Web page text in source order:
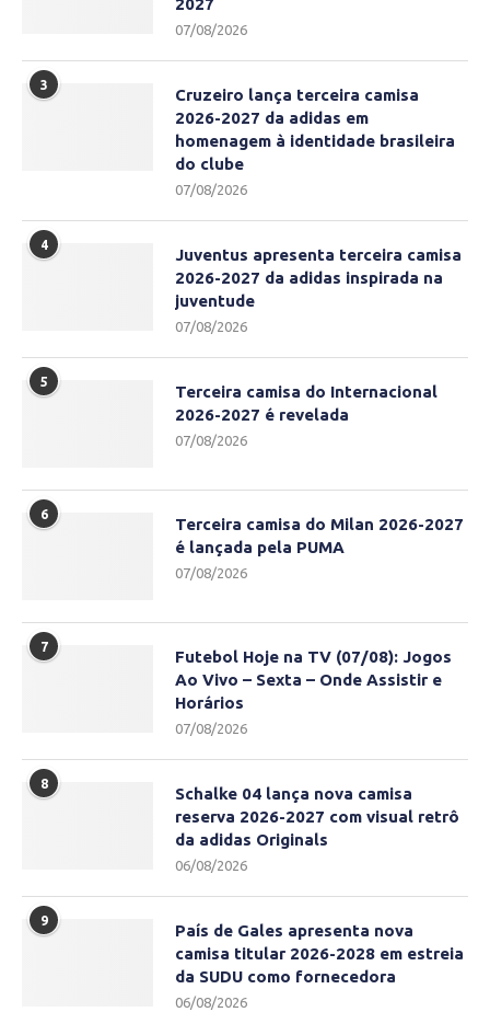
2027
07/08/2026
3
Cruzeiro lança terceira camisa
2026-2027 da adidas em
homenagem à identidade brasileira
do clube
07/08/2026
4
Juventus apresenta terceira camisa
2026-2027 da adidas inspirada na
juventude
07/08/2026
5
Terceira camisa do Internacional
2026-2027 é revelada
07/08/2026
6
Terceira camisa do Milan 2026-2027
é lançada pela PUMA
07/08/2026
7
Futebol Hoje na TV (07/08): Jogos
Ao Vivo – Sexta – Onde Assistir e
Horários
07/08/2026
8
Schalke 04 lança nova camisa
reserva 2026-2027 com visual retrô
da adidas Originals
06/08/2026
9
País de Gales apresenta nova
camisa titular 2026-2028 em estreia
da SUDU como fornecedora
06/08/2026